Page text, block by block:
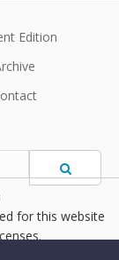
Edition
for this website